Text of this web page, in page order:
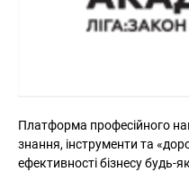
Платформа професійного
знання, інструменти та
ефективності бізнесу будь-